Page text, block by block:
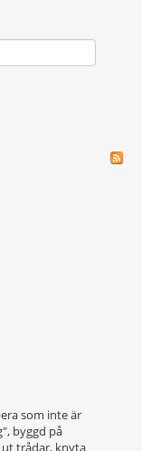
som inte är
byggd på
trådar, knyta